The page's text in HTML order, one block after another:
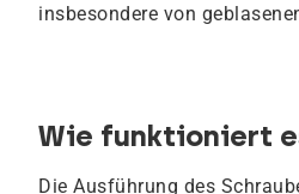
insbesondere von
Wie funktioniert
Die Ausführung des